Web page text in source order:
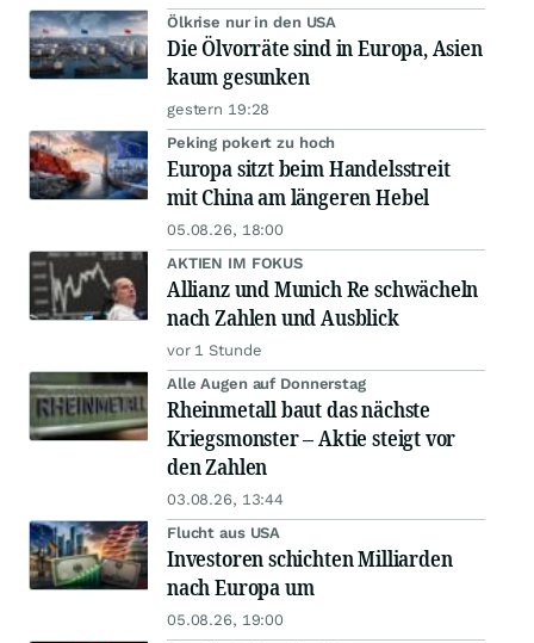
Ölkrise nur in den USA
Die Ölvorräte sind in Europa, Asien
kaum gesunken
gestern 19:28
Peking pokert zu hoch
Europa sitzt beim Handelsstreit
mit China am längeren Hebel
05.08.26, 18:00
AKTIEN IM FOKUS
Allianz und Munich Re schwächeln
nach Zahlen und Ausblick
vor 1 Stunde
Alle Augen auf Donnerstag
Rheinmetall baut das nächste
Kriegsmonster – Aktie steigt vor
den Zahlen
03.08.26, 13:44
Flucht aus USA
Investoren schichten Milliarden
nach Europa um
05.08.26, 19:00